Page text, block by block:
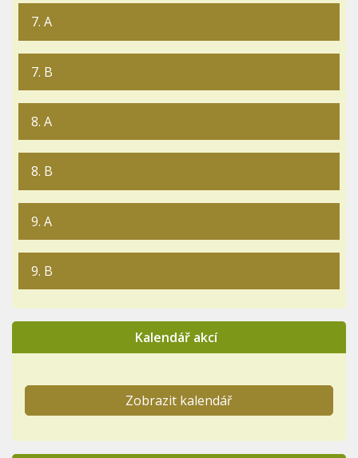
7. A
7. B
8. A
8. B
9. A
9. B
Kalendář akcí
Zobrazit kalendář